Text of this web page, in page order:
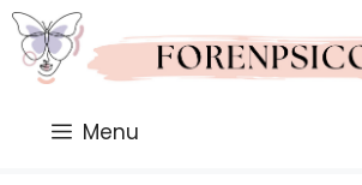
Saltar
al
contenido
Menu